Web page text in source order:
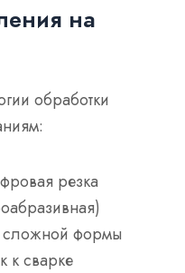
на
обработки
:
резка
формы
к сварке